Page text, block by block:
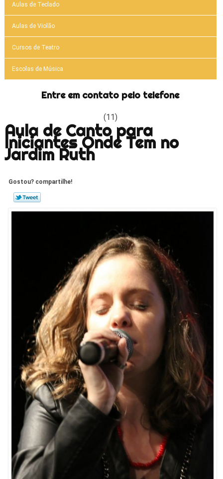
Aulas de Teclado
Aulas de Violão
Cursos de Teatro
Escolas de Música
Entre em contato pelo telefone
(11)
Aula de Canto para
Iniciantes Onde Tem no
Jardim Ruth
Gostou? compartilhe!